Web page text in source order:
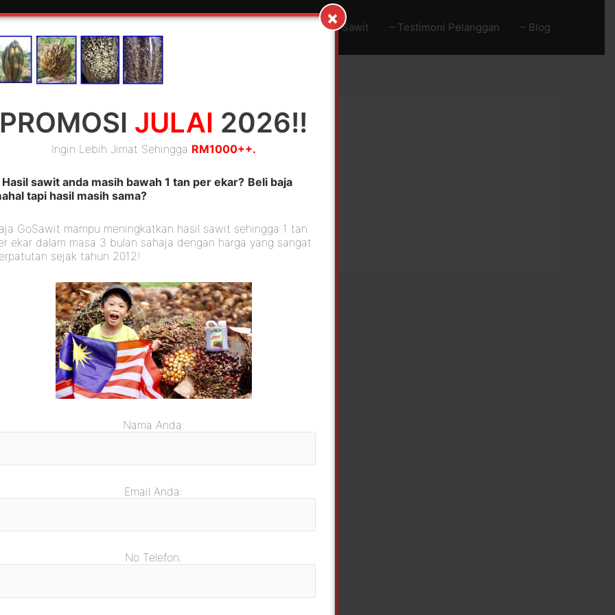
– Beli Baja Go Sawit – Testimoni Pelanggan – Blog
PROMOSI JULAI 2026!!
Ingin Lebih Jimat Sehingga RM1000++.
Hasil sawit anda masih bawah 1 tan per ekar? Beli baja
tapi hasil masih sama?
GoSawit mampu meningkatkan hasil sawit sehingga 1 tan
ekar dalam masa 3 bulan sahaja dengan harga yang sangat
sejak tahun 2012!
Nama Anda:
Email Anda:
No Telefon:
×